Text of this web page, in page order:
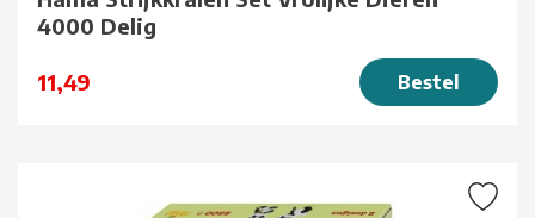
4000 Delig
11,49 Bestel